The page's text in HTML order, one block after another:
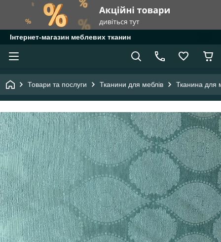
Інтернет-магазин меблевих тканин
Товари та послуги Тканини для меблів Тканина для